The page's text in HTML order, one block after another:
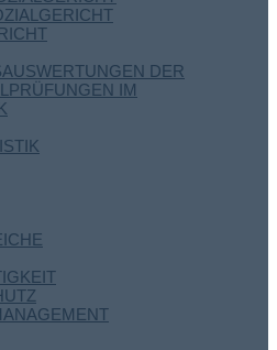
DER
IM